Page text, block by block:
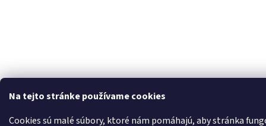
Na tejto stránke používame cookies
Cookies sú malé súbory, ktoré nám pomáhajú, aby stránka